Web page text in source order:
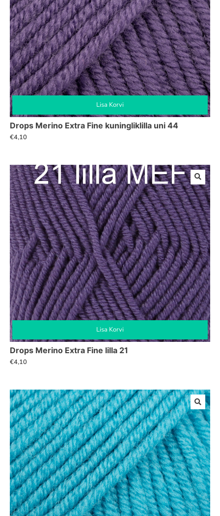
Lisa Korvi
Drops Merino Extra Fine kuningliklilla uni 44
€4,10
Lisa Korvi
Drops Merino Extra Fine lilla 21
€4,10